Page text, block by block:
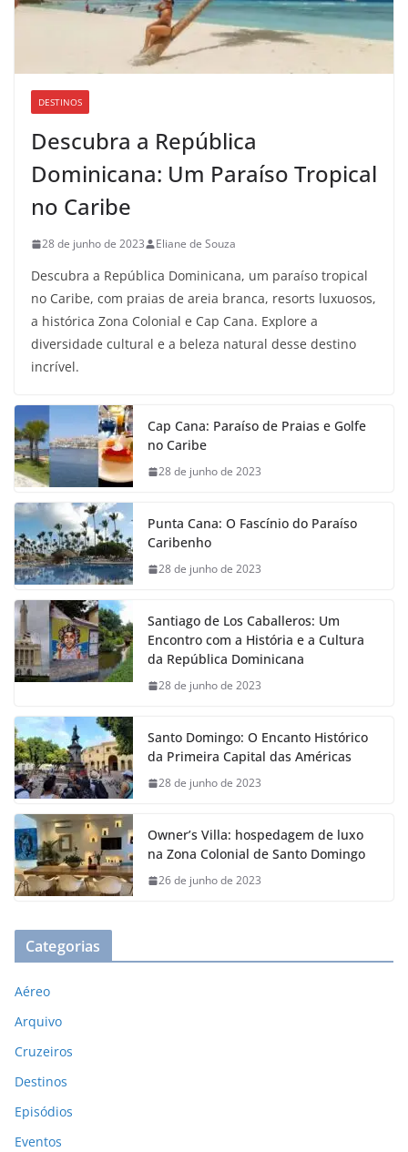
DESTINOS
Descubra a República
Dominicana: Um Paraíso Tropical
no Caribe
28 de junho de 2023 Eliane de Souza
Descubra a República Dominicana, um paraíso tropical
no Caribe, com praias de areia branca, resorts luxuosos,
a histórica Zona Colonial e Cap Cana. Explore a
diversidade cultural e a beleza natural desse destino
incrível.
Cap Cana: Paraíso de Praias e Golfe
no Caribe
28 de junho de 2023
Punta Cana: O Fascínio do Paraíso
Caribenho
28 de junho de 2023
Santiago de Los Caballeros: Um
Encontro com a História e a Cultura
da República Dominicana
28 de junho de 2023
Santo Domingo: O Encanto Histórico
da Primeira Capital das Américas
28 de junho de 2023
Owner’s Villa: hospedagem de luxo
na Zona Colonial de Santo Domingo
26 de junho de 2023
Categorias
Aéreo
Arquivo
Cruzeiros
Destinos
Episódios
Eventos